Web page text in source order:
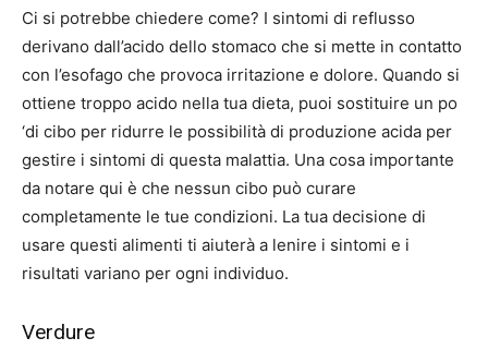
Ci si potrebbe chiedere come? I sintomi di reflusso
derivano dall’acido dello stomaco che si mette in contatto
con l’esofago che provoca irritazione e dolore. Quando si
ottiene troppo acido nella tua dieta, puoi sostituire un po
‘di cibo per ridurre le possibilità di produzione acida per
gestire i sintomi di questa malattia. Una cosa importante
da notare qui è che nessun cibo può curare
completamente le tue condizioni. La tua decisione di
usare questi alimenti ti aiuterà a lenire i sintomi e i
risultati variano per ogni individuo.
Verdure